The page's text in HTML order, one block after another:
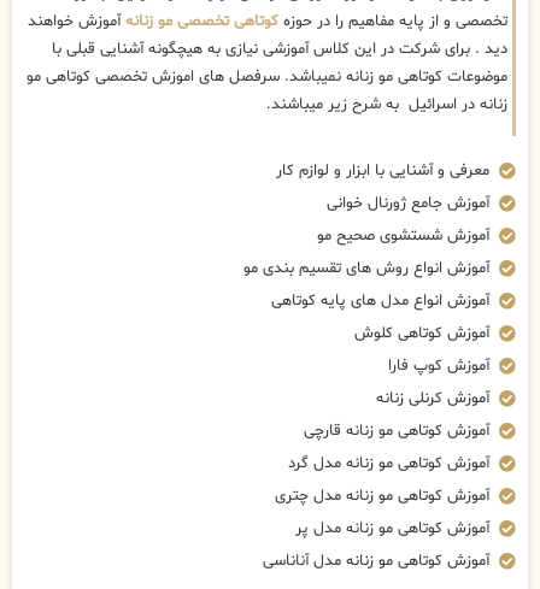
تخصصی و از پایه مفاهیم را در حوزه کوتاهی تخصصی مو زنانهآموزش خواهند
دید . برای شرکت در این کلاس آموزشی نیازی به هیچگونه آشنایی قبلی با
موضوعات کوتاهی مو زنانه نمیباشد. سرفصل های اموزش تخصصی کوتاهی مو
زنانه در اسرائیل به شرح زیر میباشند.
معرفی و آشنایی با ابزار و لوازم کار
آموزش جامع ژورنال خوانی
آموزش شستشوی صحیح مو
آموزش انواع روش های تقسیم بندی مو
آموزش انواع مدل های پایه کوتاهی
آموزش کوتاهی کلوش
آموزش کوپ فارا
آموزش کرنلی زنانه
آموزش کوتاهی مو زنانه قارچی
آموزش کوتاهی مو زنانه مدل گرد
آموزش کوتاهی مو زنانه مدل چتری
آموزش کوتاهی مو زنانه مدل پر
آموزش کوتاهی مو زنانه مدل آناناسی